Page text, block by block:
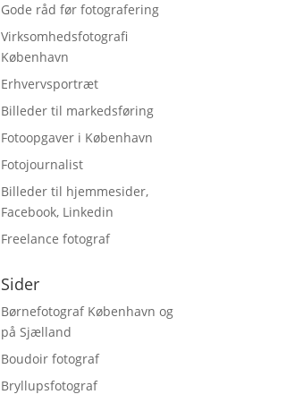
Gode råd før fotografering
Virksomhedsfotografi
København
Erhvervsportræt
Billeder til markedsføring
Fotoopgaver i København
Fotojournalist
Billeder til hjemmesider,
Facebook, Linkedin
Freelance fotograf
Sider
Børnefotograf København og
på Sjælland
Boudoir fotograf
Bryllupsfotograf